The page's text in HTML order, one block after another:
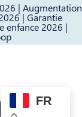
| Augmentation
| Garantie
enfance 2026 |
page
quelque
FR